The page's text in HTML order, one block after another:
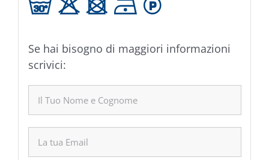
g H U D L
Se hai bisogno di maggiori informazioni
scrivici: